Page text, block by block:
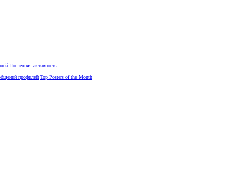
Последняя активность
профилей Top Posters of the Month